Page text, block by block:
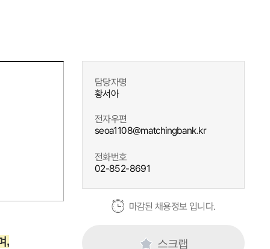
담당자명
황서아
전자우편
seoa1108@matchingbank.kr
전화번호
02-852-8691
마감된 채용정보 입니다.
스크랩
,